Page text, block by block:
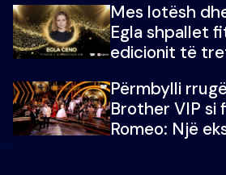
Mes lotësh
Egla shpallet
edicionit të
Përmbylli
Brother VIP si
Romeo: Një